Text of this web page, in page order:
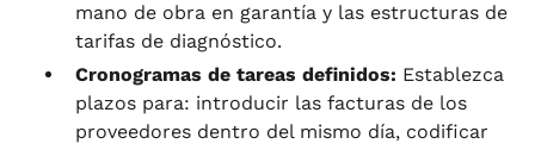
mano de obra en garantía y las estructuras de
tarifas de diagnóstico.
Cronogramas de tareas definidos: Establezca
plazos para: introducir las facturas de los
proveedores dentro del mismo día, codificar